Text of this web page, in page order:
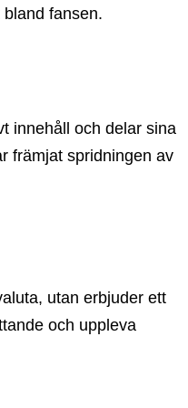
fansen.
innehåll och delar sina
främjat spridningen av
utan erbjuder ett
och uppleva